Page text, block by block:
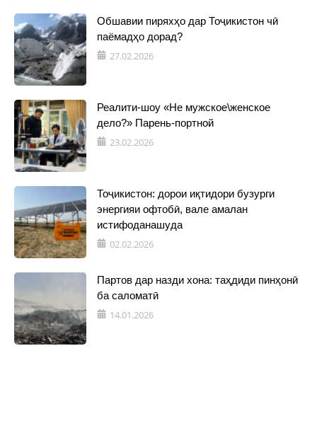
Обшавии пиряхҳо дар Тоҷикистон чӣ
паёмадҳо дорад?
27.02.2026
Реалити-шоу «Не мужское\женское
дело?» Парень-портной
23.02.2026
Тоҷикистон: дорои иқтидори бузурги
энергияи офтобӣ, вале амалан
истифоданашуда
02.02.2026
Партов дар назди хона: таҳдиди пинҳонӣ
ба саломатӣ
14.01.2026